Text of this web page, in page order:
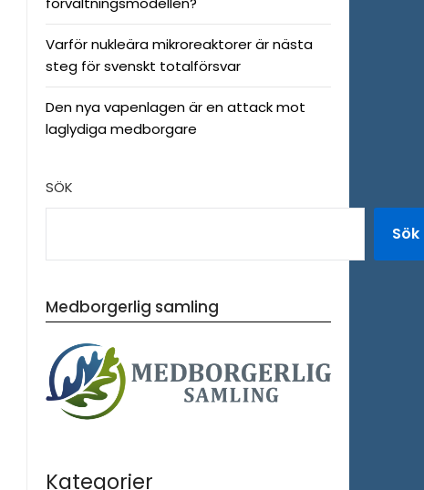
Varför nukleära mikroreaktorer är nästa
steg för svenskt totalförsvar
Den nya vapenlagen är en attack mot
laglydiga medborgare
SÖK
Sök
Medborgerlig samling
Kategorier